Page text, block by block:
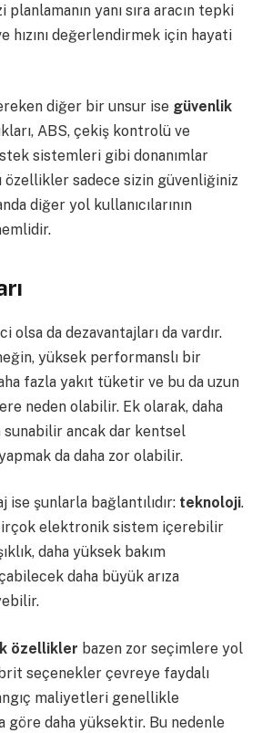
yanı sıra aracın tepki
hızını değerlendirmek için hayati
diğer bir unsur ise güvenlik
ABS, çekiş kontrolü ve
sistemleri gibi donanımlar
özellikler sadece sizin güvenliğiniz
diğer yol kullanıcılarının
olsa da dezavantajları da vardır.
yüksek performanslı bir
fazla yakıt tüketir ve bu da uzun
neden olabilir. Ek olarak, daha
sunabilir ancak dar kentsel
da daha zor olabilir.
ise şunlarla bağlantılıdır: teknoloji.
elektronik sistem içerebilir
daha yüksek bakım
daha büyük arıza
özellikler bazen zor seçimlere yol
seçenekler çevreye faydalı
​​maliyetleri genellikle
göre daha yüksektir. Bu nedenle